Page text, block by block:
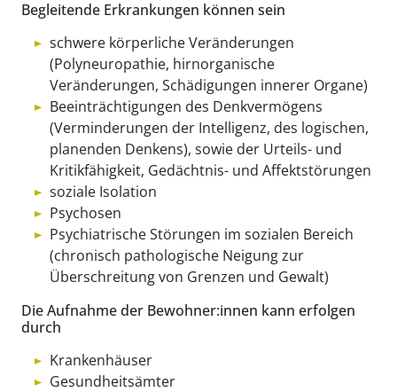
Begleitende Erkrankungen können sein
schwere körperliche Veränderungen
(Polyneuropathie, hirnorganische
Veränderungen, Schädigungen innerer Organe)
Beeinträchtigungen des Denkvermögens
(Verminderungen der Intelligenz, des logischen,
planenden Denkens), sowie der Urteils- und
Kritikfähigkeit, Gedächtnis- und Affektstörungen
soziale Isolation
Psychosen
Psychiatrische Störungen im sozialen Bereich
(chronisch pathologische Neigung zur
Überschreitung von Grenzen und Gewalt)
Die Aufnahme der Bewohner:innen kann erfolgen
durch
Krankenhäuser
Gesundheitsämter